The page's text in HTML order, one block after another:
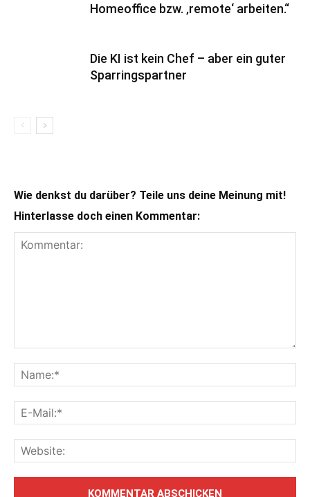
Homeoffice bzw. ‚remote‘ arbeiten.“
Die KI ist kein Chef – aber ein guter
Sparringspartner
Wie denkst du darüber? Teile uns deine Meinung mit!
Hinterlasse doch einen Kommentar: